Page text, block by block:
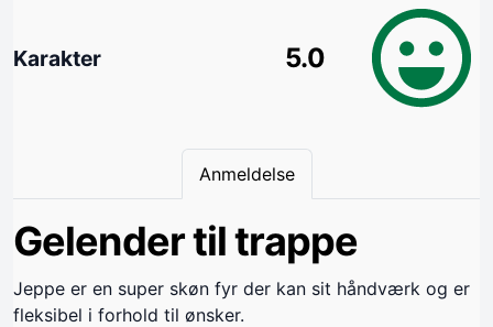
Karakter 5.0
Anmeldelse
Gelender til trappe
Jeppe er en super skøn fyr der kan sit håndværk og er
fleksibel i forhold til ønsker.